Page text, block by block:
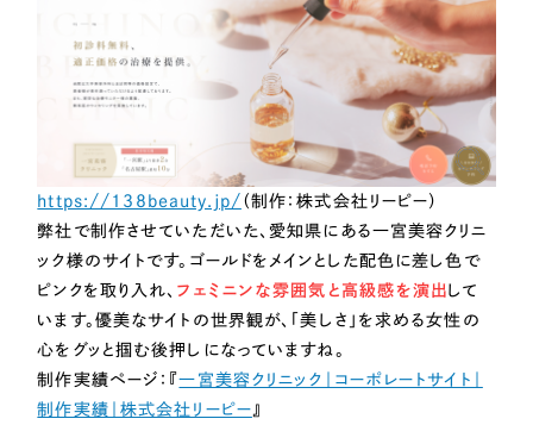
https://138beauty.jp/ （制作：株式会社リーピー）
弊社で制作させていただいた、愛知県にある一宮美容クリニ
ック様のサイトです。ゴールドをメインとした配色に差し色で
ピンクを取り入れ、 フェミニンな雰囲気と高級感を演出して
います。優美なサイトの世界観が、「美しさ」を求める女性の
心をグッと掴む後押しになっていますね。
制作実績ページ：『一宮美容クリニック｜コーポレートサイト｜
制作実績｜株式会社リーピー』